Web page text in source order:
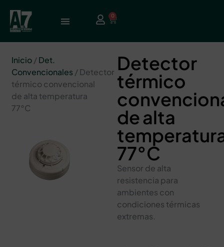
0
Inicio /Det.
Convencionales / Detector
térmico convencional
de alta temperatura
77°C
Detector
térmico
de alta
77°C
Sensor de alta
resistencia para
ambientes con
condiciones térmicas
extremas.